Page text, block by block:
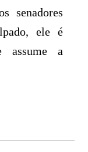
senadores
ele é
assume a